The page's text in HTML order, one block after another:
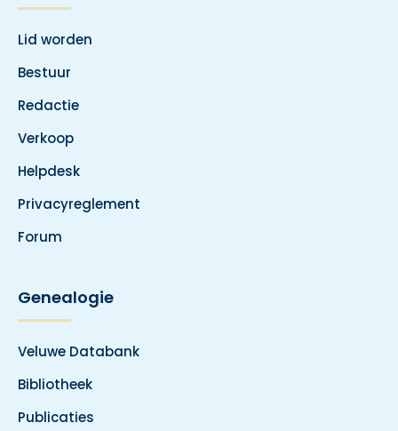
Lid worden
Bestuur
Redactie
Verkoop
Helpdesk
Privacyreglement
Forum
Genealogie
Veluwe Databank
Bibliotheek
Publicaties